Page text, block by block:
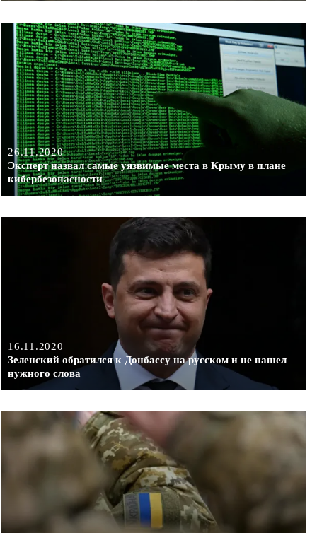
26.11.2020
Эксперт назвал самые уязвимые места в Крыму в плане
кибербезопасности
16.11.2020
Зеленский обратился к Донбассу на русском и не нашел
нужного слова